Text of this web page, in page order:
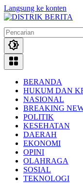
Langsung ke konten
BERANDA
HUKUM DAN
NASIONAL
BREAKING
POLITIK
KESEHATAN
DAERAH
EKONOMI
OPINI
OLAHRAGA
SOSIAL
TEKNOLOGI